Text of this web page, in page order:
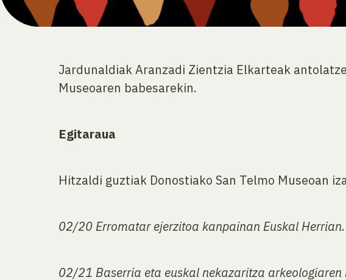
Jardunaldiak Aranzadi Zientzia Elkarteak
Museoaren babesarekin.
Egitaraua
Hitzaldi guztiak Donostiako San Telmo Museoan
02/20Erromatar ejerzitoa kanpainan Euskal Herrian.
02/21 Baserria eta euskal nekazaritza arkeologiaren